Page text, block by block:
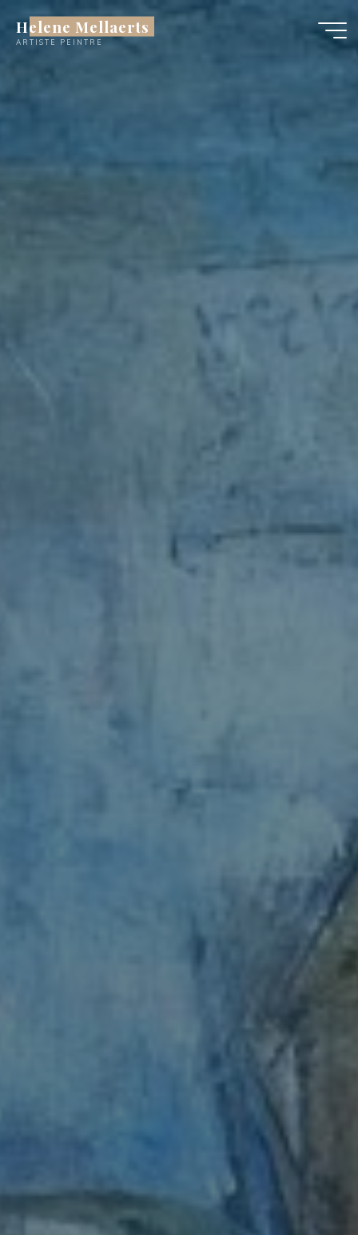
content
Helene Mellaerts
ARTISTE PEINTRE